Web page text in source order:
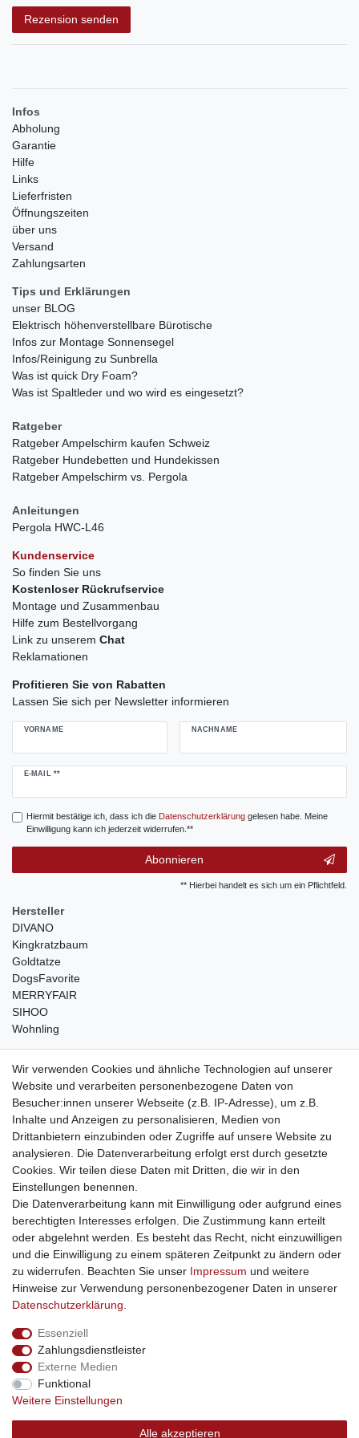
Rezension senden
Infos
Abholung
Garantie
Hilfe
Links
Lieferfristen
Öffnungszeiten
über uns
Versand
Zahlungsarten
Tips und Erklärungen
unser BLOG
Elektrisch höhenverstellbare Bürotische
Infos zur Montage Sonnensegel
Infos/Reinigung zu Sunbrella
Was ist quick Dry Foam?
Was ist Spaltleder und wo wird es eingesetzt?
Ratgeber
Ratgeber Ampelschirm kaufen Schweiz
Ratgeber Hundebetten und Hundekissen
Ratgeber Ampelschirm vs. Pergola
Anleitungen
Pergola HWC-L46
Kundenservice
So finden Sie uns
Kostenloser Rückrufservice
Montage und Zusammenbau
Hilfe zum Bestellvorgang
Link zu unserem Chat
Reklamationen
Profitieren Sie von Rabatten
Lassen Sie sich per Newsletter informieren
VORNAME NACHNAME
E-MAIL **
Newsletter
Hiermit bestätige ich, dass ich die Daten­schutz­erklärunggelesen habe. Meine
Einwilligung kann ich jederzeit widerrufen.**
Abonnieren
** Hierbei handelt es sich um ein Pflichtfeld.
Hersteller
DIVANO
Kingkratzbaum
Goldtatze
DogsFavorite
MERRYFAIR
SIHOO
Wohnling
weitere Shops
traumlampen- Lampen und Kronleuchter
kinderwagencenter- Exklusive und günstige Kinderwagen
gastrogeraete24- alles für Gastronomie und Imbiss
soziale Medien
Facebook
sicher einkaufen
Sichere Bestellung und Zahlung via SSL Verschlüsselung
Wir verwenden Cookies und ähnliche Technologien auf unserer
Website und verarbeiten personenbezogene Daten von
Besucher:innen unserer Webseite (z.B. IP-Adresse), um z.B.
Inhalte und Anzeigen zu personalisieren, Medien von
Drittanbietern einzubinden oder Zugriffe auf unsere Website zu
analysieren. Die Datenverarbeitung erfolgt erst durch gesetzte
Cookies. Wir teilen diese Daten mit Dritten, die wir in den
Einstellungen benennen.
Die Datenverarbeitung kann mit Einwilligung oder aufgrund eines
berechtigten Interesses erfolgen. Die Zustimmung kann erteilt
oder abgelehnt werden. Es besteht das Recht, nicht einzuwilligen
und die Einwilligung zu einem späteren Zeitpunkt zu ändern oder
zu widerrufen. Beachten Sie unser Impressum und weitere
Hinweise zur Verwendung personenbezogener Daten in unserer
Daten­schutz­erklärung
Essenziell
Zahlungsdienstleister
Externe Medien
Funktional
Weitere Einstellungen
Alle akzeptieren
Widerrufs­recht Widerrufs­formular
Daten­schutz­erklärung